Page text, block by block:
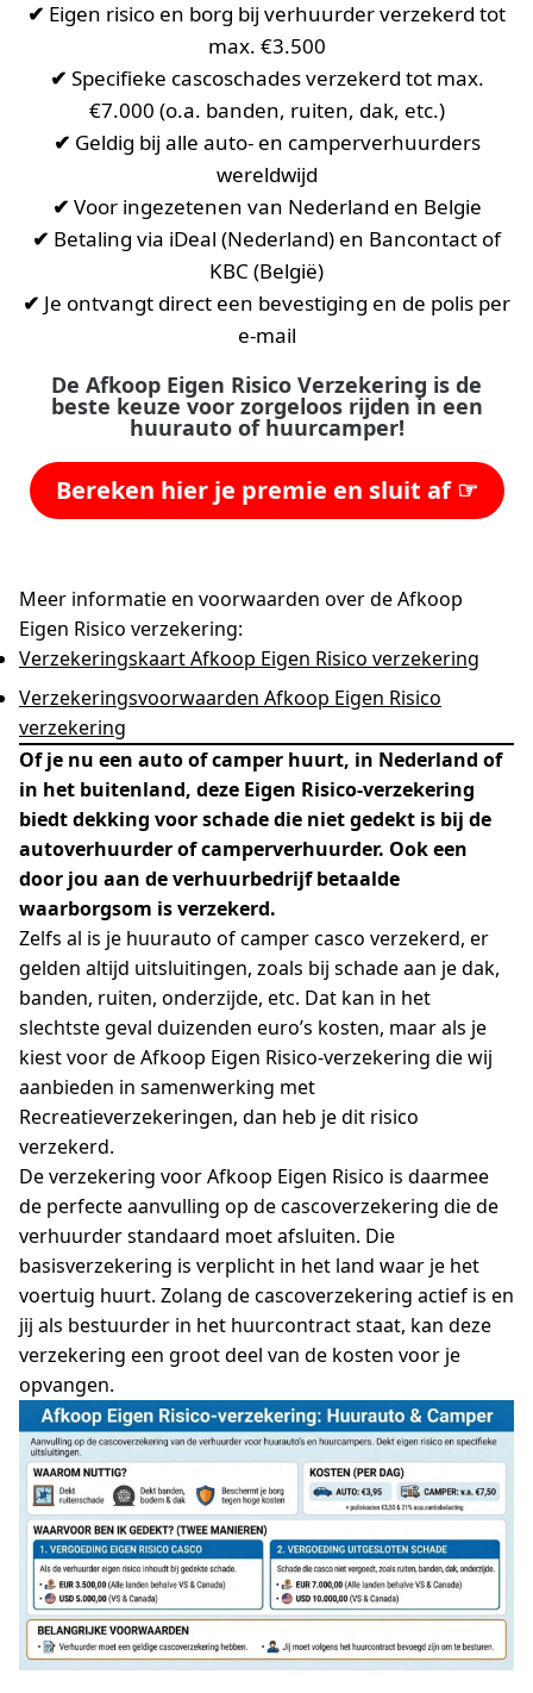
✔ Eigen risico en borg bij verhuurder verzekerd tot
max. €3.500
✔ Specifieke cascoschades verzekerd tot max.
€7.000 (o.a. banden, ruiten, dak, etc.)
✔ Geldig bij alle auto- en camperverhuurders
wereldwijd
✔ Voor ingezetenen van Nederland en Belgie
✔ Betaling via iDeal (Nederland) en Bancontact of
KBC (België)
✔ Je ontvangt direct een bevestiging en de polis per
e-mail
De Afkoop Eigen Risico Verzekering is de
beste keuze voor zorgeloos rijden in een
huurauto of huurcamper!
Bereken hier je premie en sluit af ☞
Meer informatie en voorwaarden over de Afkoop
Eigen Risico verzekering:
Verzekeringskaart Afkoop Eigen Risico verzekering
Verzekeringsvoorwaarden Afkoop Eigen Risico
verzekering
Of je nu een auto of camper huurt, in Nederland of
in het buitenland, deze Eigen Risico-verzekering
biedt dekking voor schade die niet gedekt is bij de
autoverhuurder of camperverhuurder. Ook een
door jou aan de verhuurbedrijf betaalde
waarborgsom is verzekerd.
Zelfs al is je huurauto of camper casco verzekerd, er
gelden altijd uitsluitingen, zoals bij schade aan je dak,
banden, ruiten, onderzijde, etc. Dat kan in het
slechtste geval duizenden euro’s kosten, maar als je
kiest voor de Afkoop Eigen Risico-verzekering die wij
aanbieden in samenwerking met
Recreatieverzekeringen, dan heb je dit risico
verzekerd.
De verzekering voor Afkoop Eigen Risico is daarmee
de perfecte aanvulling op de cascoverzekering die de
verhuurder standaard moet afsluiten. Die
basisverzekering is verplicht in het land waar je het
voertuig huurt. Zolang de cascoverzekering actief is en
jij als bestuurder in het huurcontract staat, kan deze
verzekering een groot deel van de kosten voor je
opvangen.